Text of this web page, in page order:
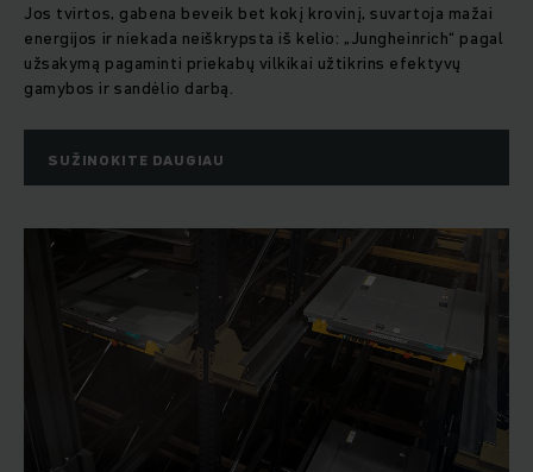
Jos tvirtos, gabena beveik bet kokį krovinį, suvartoja mažai
energijos ir niekada neiškrypsta iš kelio: „Jungheinrich“ pagal
užsakymą pagaminti priekabų vilkikai užtikrins efektyvų
gamybos ir sandėlio darbą.
SUŽINOKITE DAUGIAU